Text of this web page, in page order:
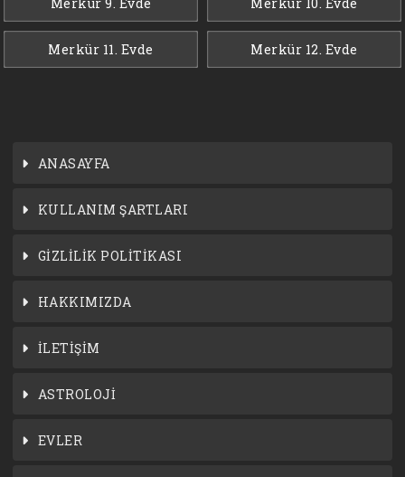
Merkür 9. Evde Merkür 10. Evde
Merkür 11. Evde Merkür 12. Evde
ANASAYFA
KULLANIM ŞARTLARI
GİZLİLİK POLİTİKASI
HAKKIMIZDA
İLETİŞİM
ASTROLOJİ
EVLER